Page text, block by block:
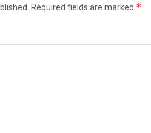
Required fields are marked *